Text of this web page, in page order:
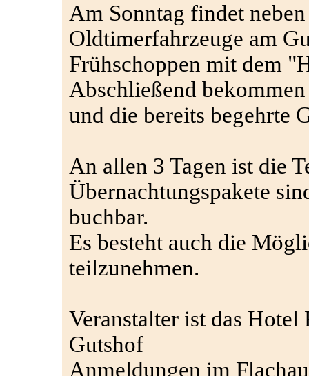
Am Sonntag findet
Oldtimerfahrzeuge am
Frühschoppen mit dem
Abschließend
und die bereits begehrte
An allen 3 Tagen ist die
Übernachtungspakete
buchbar.
Es besteht auch die
teilzunehmen.
Veranstalter ist das
Gutshof
Anmeldungen im